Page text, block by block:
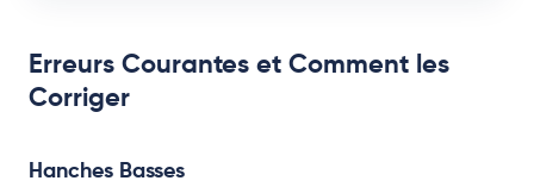
Erreurs Courantes et Comment les
Corriger
Hanches Basses